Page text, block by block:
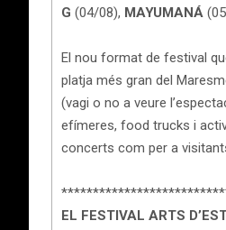
G (04/08), MAYUMANÁ
El nou format de festival
platja més gran del
(vagi o no a veure
efímeres, food trucks i
concerts com per a
EL FESTIVAL ARTS